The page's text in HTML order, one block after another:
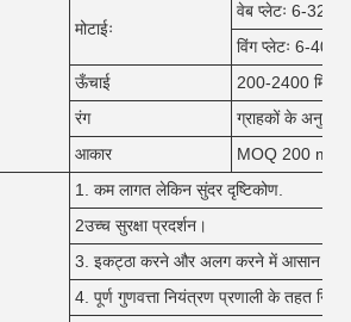
मोटाईः
वेब प्लेटः 6-32
विंग प्लेटः 6-40
ऊँचाई
200-2400 मिमी
रंग
ग्राहकों के अनुसार
आकार
MOQ 200 m2
1. कम लागत लेकिन सुंदर दृष्टिकोण.
2उच्च सुरक्षा प्रदर्शन।
3. इकट्ठा करने और अलग करने में आसान
4. पूर्ण गुणवत्ता नियंत्रण प्रणाली के तहत